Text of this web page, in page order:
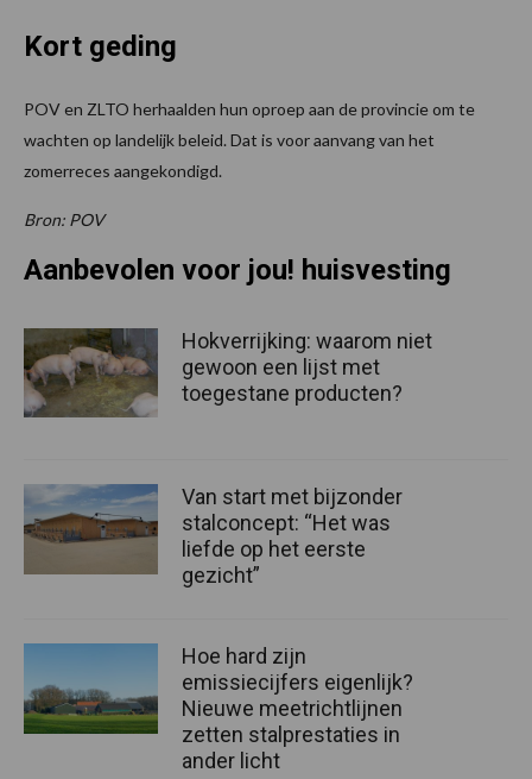
Kort geding
POV en ZLTO herhaalden hun oproep aan de provincie om te
wachten op landelijk beleid. Dat is voor aanvang van het
zomerreces aangekondigd.
Bron: POV
Aanbevolen voor jou! huisvesting
Hokverrijking: waarom niet
gewoon een lijst met
toegestane producten?
Van start met bijzonder
stalconcept: “Het was
liefde op het eerste
gezicht”
Hoe hard zijn
emissiecijfers eigenlijk?
Nieuwe meetrichtlijnen
zetten stalprestaties in
ander licht